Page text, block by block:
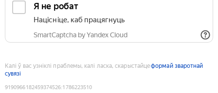
Я не робат
Націсніце, каб працягнуць
SmartCaptcha by Yandex Cloud
Калі ў вас узніклі праблемы, калі ласка, скарыстайцеформай зваротнай
сувязі
9190966182459374526:1786223510